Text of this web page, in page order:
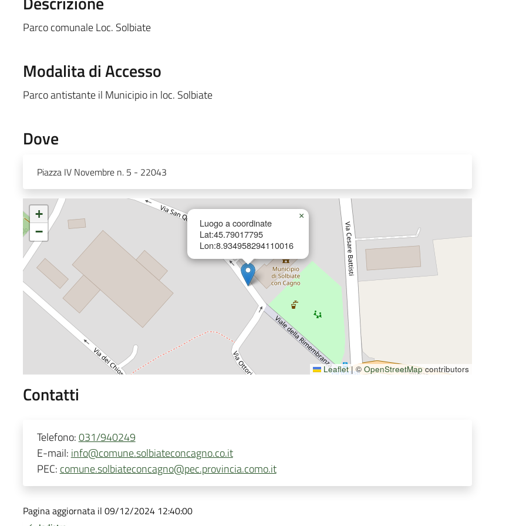
Parco comunale Loc. Solbiate
Modalita di Accesso
Parco antistante il Municipio in loc. Solbiate
Dove
Piazza IV Novembre n. 5 - 22043
Luogo a coordinate
Lat:45.79017795
Lon:8.934958294110016
×
+
−
Leaflet |© OpenStreetMapcontributors
Contatti
Telefono:031/940249
E-mail: info@comune.solbiateconcagno.co.it
PEC: comune.solbiateconcagno@pec.provincia.como.it
Pagina aggiornata il 09/12/2024 12:40:00